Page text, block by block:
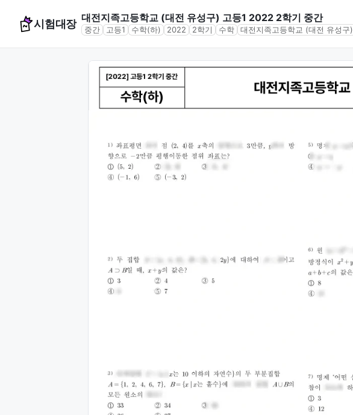
시험대장 대전지족고등학교 (대전 유성구) 고등1 2022 2학기 중간
중간 고등1 수학(하) 2022 2학기 수학 대전지족고등학교 (대전 유성구)